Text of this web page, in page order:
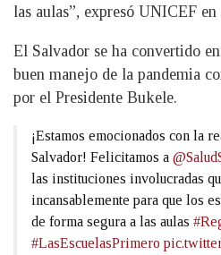
las aulas”, expresó UNICEF en
El Salvador se ha convertido
buen manejo de la pandemia
por el Presidente Bukele.
¡Estamos emocionados con la
Salvador! Felicitamos a
las instituciones involucradas
incansablemente para que los
de forma segura a las aulas
#LasEscuelasPrimero